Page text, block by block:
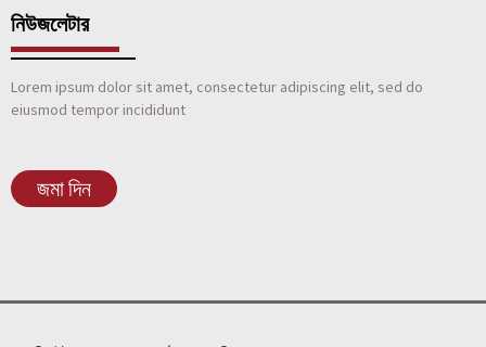
নিউজলেটার
Lorem ipsum dolor sit amet, consectetur adipiscing elit, sed do
eiusmod tempor incididunt
জমা দিন